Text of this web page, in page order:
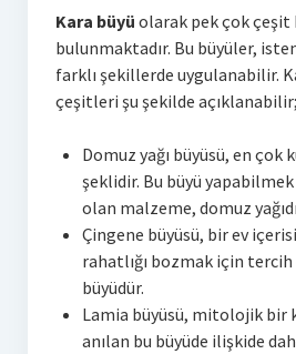
Kara büyü olarak pek çok çeşit
bulunmaktadır. Bu büyüler,
farklı şekillerde uygulanabilir.
çeşitleri şu şekilde açıklanabilir;
Domuz yağı büyüsü, en çok
şeklidir. Bu büyü
olan malzeme, domuz
Çingene büyüsü, bir ev
rahatlığı bozmak için
büyüdür.
Lamia büyüsü, mitolojik bir
anılan bu büyüde ilişkide